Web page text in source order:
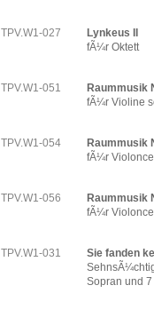
TPV.W1-027
Lynkeus II
fÃ¼r Oktett
TPV.W1-051
Raummusik
fÃ¼r Violine
TPV.W1-054
Raummusik
fÃ¼r
TPV.W1-056
Raummusik
fÃ¼r
TPV.W1-031
Sie fanden
Sopran und